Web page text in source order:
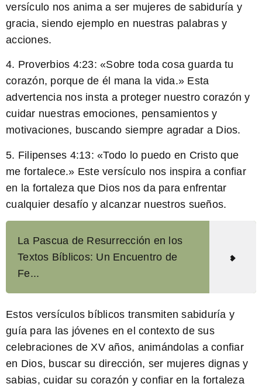
versículo nos anima a ser mujeres de sabiduría y
gracia, siendo ejemplo en nuestras palabras y
acciones.
4. Proverbios 4:23: «Sobre toda cosa guarda tu
corazón, porque de él mana la vida.» Esta
advertencia nos insta a proteger nuestro corazón y
cuidar nuestras emociones, pensamientos y
motivaciones, buscando siempre agradar a Dios.
5. Filipenses 4:13: «Todo lo puedo en Cristo que
me fortalece.» Este versículo nos inspira a confiar
en la fortaleza que Dios nos da para enfrentar
cualquier desafío y alcanzar nuestros sueños.
La Pascua de Resurrección en los
Textos Bíblicos: Un Encuentro de
Fe...
Estos versículos bíblicos transmiten sabiduría y
guía para las jóvenes en el contexto de sus
celebraciones de XV años, animándolas a confiar
en Dios, buscar su dirección, ser mujeres dignas y
sabias, cuidar su corazón y confiar en la fortaleza